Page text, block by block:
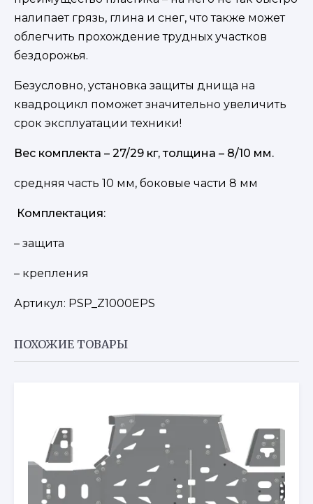
налипает грязь, глина и снег, что также может
облегчить прохождение трудных участков
бездорожья.
Безусловно, установка защиты днища на
квадроцикл поможет значительно увеличить
срок эксплуатации техники!
Вес комплекта – 27/29 кг, толщина – 8/10 мм.
средняя часть 10 мм, боковые части 8 мм
Комплектация:
– защита
– крепления
Артикул: PSP_Z1000EPS
ПОХОЖИЕ ТОВАРЫ